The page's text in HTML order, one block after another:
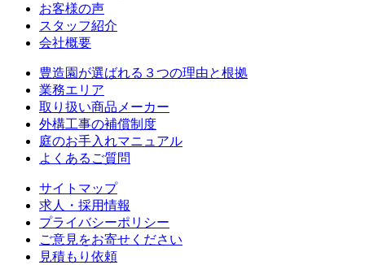
お客様の声
スタッフ紹介
会社概要
豊造園が選ばれる３つの理由と根拠
業務エリア
取り扱い商品メーカー
外構工事の補償制度
庭のお手入れマニュアル
よくあるご質問
サイトマップ
求人・採用情報
プライバシーポリシー
ご意見をお寄せください
見積もり依頼